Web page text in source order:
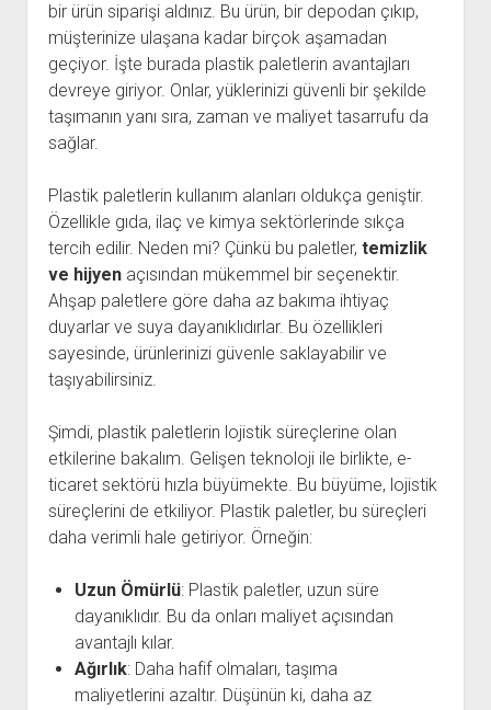
bir ürün siparişi aldınız. Bu ürün, bir depodan çıkıp,
müşterinize ulaşana kadar birçok aşamadan
geçiyor. İşte burada plastik paletlerin avantajları
devreye giriyor. Onlar, yüklerinizi güvenli bir şekilde
taşımanın yanı sıra, zaman ve maliyet tasarrufu da
sağlar.
Plastik paletlerin kullanım alanları oldukça geniştir.
Özellikle gıda, ilaç ve kimya sektörlerinde sıkça
tercih edilir. Neden mi? Çünkü bu paletler, temizlik
ve hijyenaçısından mükemmel bir seçenektir.
Ahşap paletlere göre daha az bakıma ihtiyaç
duyarlar ve suya dayanıklıdırlar. Bu özellikleri
sayesinde, ürünlerinizi güvenle saklayabilir ve
taşıyabilirsiniz.
Şimdi, plastik paletlerin lojistik süreçlerine olan
etkilerine bakalım. Gelişen teknoloji ile birlikte, e-
ticaret sektörü hızla büyümekte. Bu büyüme, lojistik
süreçlerini de etkiliyor. Plastik paletler, bu süreçleri
daha verimli hale getiriyor. Örneğin:
Uzun Ömürlü: Plastik paletler, uzun süre
dayanıklıdır. Bu da onları maliyet açısından
avantajlı kılar.
Ağırlık: Daha hafif olmaları, taşıma
maliyetlerini azaltır. Düşünün ki, daha az